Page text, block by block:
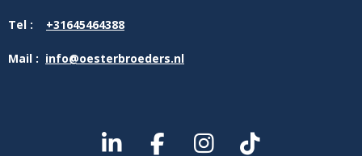
Tel : +31645464388
Mail : info@oesterbroeders.nl